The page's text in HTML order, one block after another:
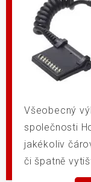
Všeobecný
společnosti
jakékoliv
či špatně